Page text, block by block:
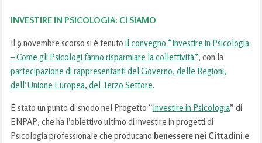
INVESTIRE IN PSICOLOGIA: CI SIAMO
Il 9 novembre scorso si è tenuto il convegno “Investire in Psicologia
– Come gli Psicologi fanno risparmiare la collettività”, con la
partecipazione di rappresentanti del Governo, delle Regioni,
dell’Unione Europea, del Terzo Settore.
È stato un punto di snodo nel Progetto “Investire in Psicologia” di
ENPAP, che ha l’obiettivo ultimo di investire in progetti di
Psicologia professionale che producano benessere nei Cittadini e